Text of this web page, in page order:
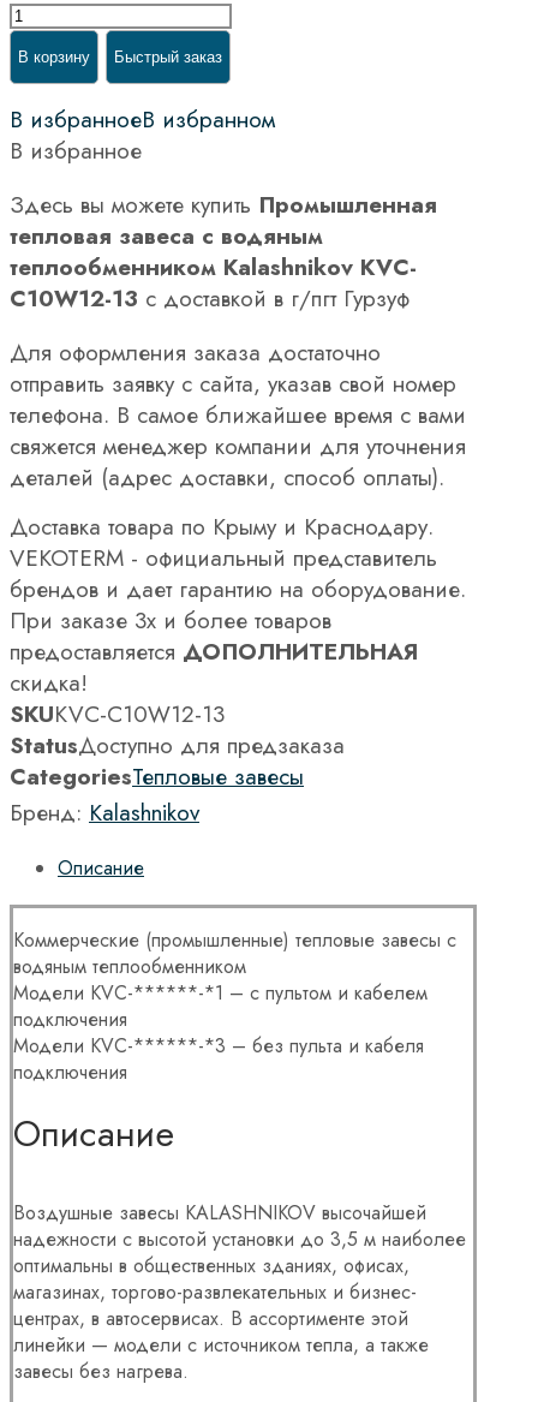
В корзину Быстрый заказ
В избранноеВ избранном
В избранное
Здесь вы можете купить Промышленная
тепловая завеса с водяным
теплообменником Kalashnikov KVС-
C10W12-13 с доставкой в г/пгт Гурзуф
Для оформления заказа достаточно
отправить заявку с сайта, указав свой номер
телефона. В самое ближайшее время с вами
свяжется менеджер компании для уточнения
деталей (адрес доставки, способ оплаты).
Доставка товара по Крыму и Краснодару.
VEKOTERM - официальный представитель
брендов и дает гарантию на оборудование.
При заказе 3х и более товаров
предоставляется ДОПОЛНИТЕЛЬНАЯ
скидка!
SKUKVС-C10W12-13
StatusДоступно для предзаказа
CategoriesТепловые завесы
Бренд: Kalashnikov
Описание
Коммерческие (промышленные) тепловые завесы с
водяным теплообменником
Модели KVC-******-*1 – с пультом и кабелем
подключения
Модели KVC-******-*3 – без пульта и кабеля
подключения
Описание
Воздушные завесы KALASHNIKOV высочайшей
надежности с высотой установки до 3,5 м наиболее
оптимальны в общественных зданиях, офисах,
магазинах, торгово-развлекательных и бизнес-
центрах, в автосервисах. В ассортименте этой
линейки — модели с источником тепла, а также
завесы без нагрева.